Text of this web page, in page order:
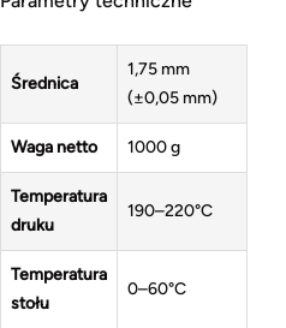
Średnica
1,75 mm
(±0,05 mm)
Waga netto 1000 g
Temperatura
druku
190–220°C
Temperatura
stołu
0–60°C